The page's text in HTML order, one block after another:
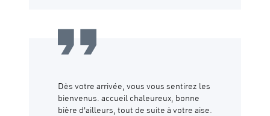
Dès votre arrivée, vous vous sentirez les
bienvenus. accueil chaleureux, bonne
bière d'ailleurs, tout de suite à votre aise.